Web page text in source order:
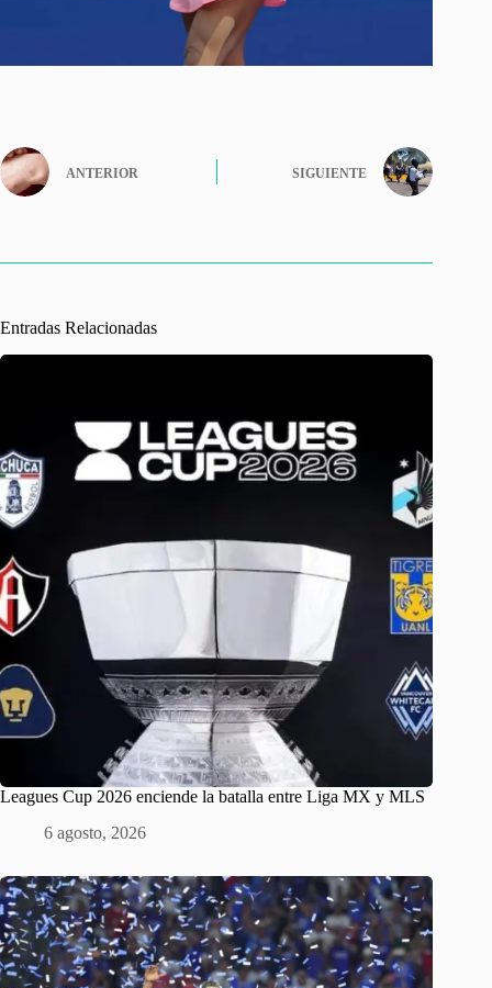
ANTERIOR SIGUIENTE
Entradas Relacionadas
Leagues Cup 2026 enciende la batalla entre Liga MX y MLS
6 agosto, 2026